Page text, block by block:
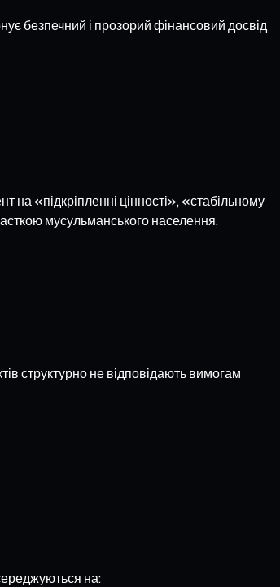
безпечний і прозорий фінансовий досвід
на «підкріпленні цінності», «стабільному
мусульманського населення,
структурно не відповідають вимогам
на: